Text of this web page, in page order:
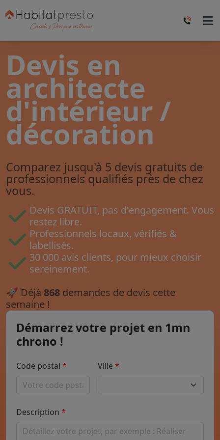
Devis en
architecte
d'intérieur /
décoration
Comparez jusqu'à 5 devis gratuits de
professionnels qualifiés près de chez
vous.
Devis GRATUIT, pas d'engagement. Vous
restez libre.
Professionnels locaux, vérifiés &
labellisés.
30 000 avis clients, pour mieux choisir
sereinement.
🚀 Déjà 868 demandes de devis cette
semaine !
Démarrez votre projet en 1mn
chrono !
Code postal Ville
Description